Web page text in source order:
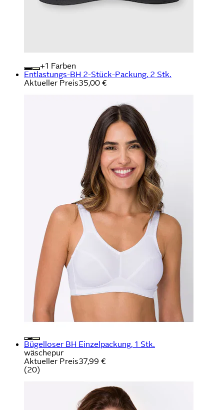
+
Farben
Entlastungs-BH 2-Stück-Packung, 2 Stk.
Aktueller Preis35,00 €
Bügelloser BH Einzelpackung, 1 Stk.
wäschepur
Aktueller Preis37,99 €
(20)